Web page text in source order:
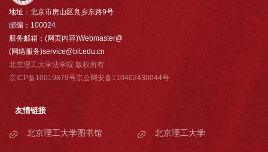
地址：北京市房山区良乡东路9号
邮编：100024
服务邮箱：(网页内容)Webmaster@
(网络服务)service@bit.edu.cn
北京理工大学法学院 版权所有
京ICP备10019879号京公网安备110402430044号
友情链接
北京理工大学图书馆 北京理工大学